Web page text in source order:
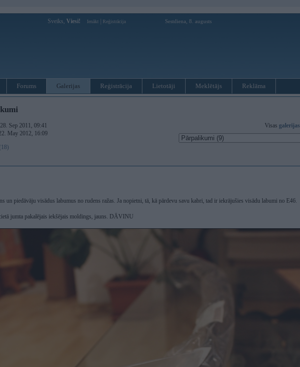
Sveiks, Viesi! Ienākt Reģistrācija Sestdiena, 8. augusts
Forums Galerijas Reģistrācija Lietotāji Meklētājs Reklāma
Sep 2011, 09:41
May 2012, 16:09
Visas galerijas
un piedāvāju visādus labumus no rudens ražas. Ja nopietni, tā, kā pārdevu savu kabri, tad ir iekrājušies visādu labumi no E46.
jumta pakalējais iekšējais moldings, jauns. DĀVINU